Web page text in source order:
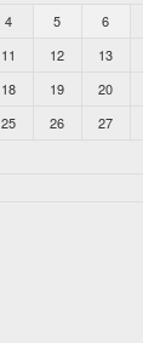
4 5 6
11 12 13
18 19 20
25 26 27